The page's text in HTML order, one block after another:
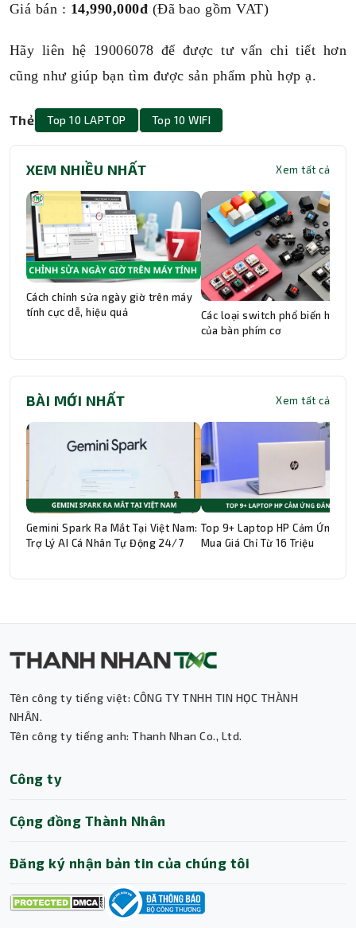
Giá bán : 14,990,000đ (Đã bao gồm VAT)
Hãy liên hệ 19006078 để được tư vấn chi tiết hơn
cũng như giúp bạn tìm được sản phẩm phù hợp ạ.
Thẻ Top 10 LAPTOP Top 10 WIFI
XEM NHIỀU NHẤT Xem tất cả
Cách chỉnh sửa ngày giờ trên máy
tính cực dễ, hiệu quả
Các loại switch phổ biến hiện
của bàn phím cơ
BÀI MỚI NHẤT Xem tất cả
Gemini Spark Ra Mắt Tại Việt Nam:
Trợ Lý AI Cá Nhân Tự Động 24/7
Top 9+ Laptop HP Cảm Ứng
Mua Giá Chỉ Từ 16 Triệu
Tên công ty tiếng việt: CÔNG TY TNHH TIN HỌC THÀNH
NHÂN.
Tên công ty tiếng anh: Thanh Nhan Co., Ltd.
Công ty
Cộng đồng Thành Nhân
Đăng ký nhận bản tin của chúng tôi
Trợ lý AI • Phản hồi tức thì